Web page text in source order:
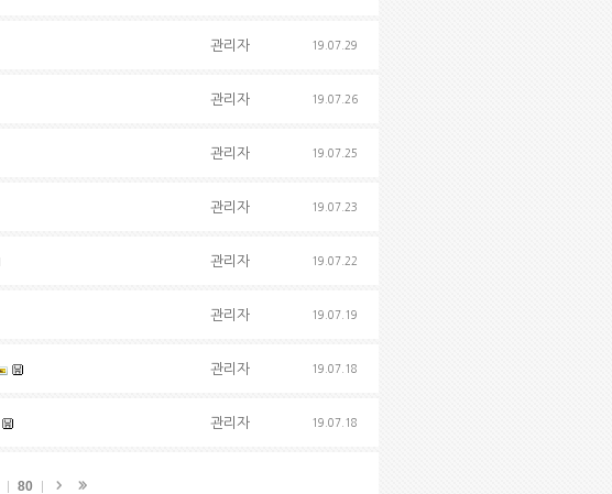
관리자 19.07.29
관리자 19.07.26
관리자 19.07.25
관리자 19.07.23
관리자 19.07.22
관리자 19.07.19
관리자 19.07.18
관리자 19.07.18
80